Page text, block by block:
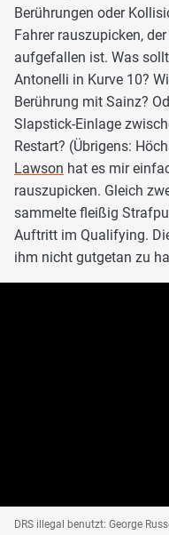
Berührungen oder
Fahrer rauszupicken,
aufgefallen ist. Was
Antonelli in Kurve 10?
Berührung mit Sainz?
Slapstick-Einlage
Restart? (Übrigens:
Lawson hat es mir
rauszupicken. Gleich
sammelte fleißig
Auftritt im Qualifying.
ihm nicht gutgetan zu
DRS illegal benutzt: George